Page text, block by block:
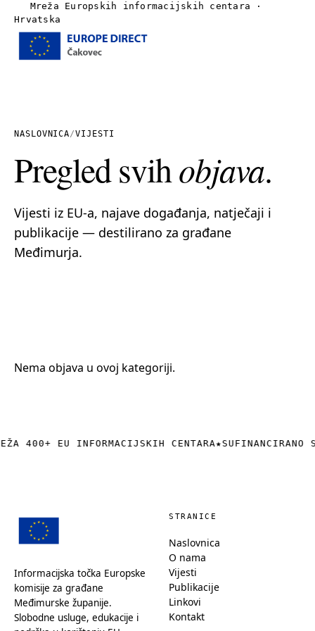
Mreža Europskih informacijskih centara ·
Hrvatska
Vijesti
Linkovi
NASLOVNICA/VIJESTI
Pregled svihobjava.
Vijesti iz EU-a, najave događanja, natječaji i
publikacije — destilirano za građane
Međimurja.
Nema objava u ovoj kategoriji.
400+ EU INFORMACIJSKIH CENTARA★SUFINANCIRANO
Informacijska točka Europske
komisije za građane
Međimurske županije.
Slobodne usluge, edukacije i
STRANICE
Naslovnica
O nama
Vijesti
Publikacije
Linkovi
Kontakt